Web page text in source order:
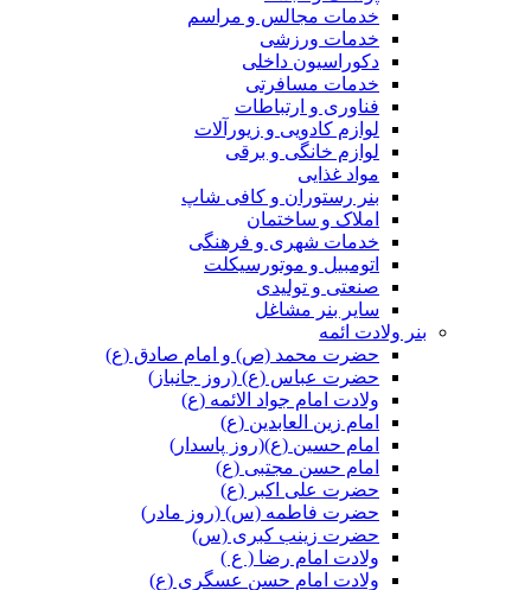
خدمات مجالس و مراسم
خدمات ورزشی
دکوراسیون داخلی
خدمات مسافرتی
فناوری و ارتباطات
لوازم کادویی و زیورآلات
لوازم خانگی و برقی
مواد غذایی
بنر رستوران و کافی شاپ
املاک و ساختمان
خدمات شهری و فرهنگی
اتومبیل و موتورسیکلت
صنعتی و تولیدی
سایر بنر مشاغل
بنر ولادت ائمه
حضرت محمد (ص) و امام صادق (ع)
حضرت عباس (ع) (روز جانباز)
ولادت امام جواد الائمه (ع)
امام زین العابدین (ع)
امام حسین (ع)(روز پاسدار)
امام حسن مجتبی (ع)
حضرت علی اکبر (ع)
حضرت فاطمه (س) (روز مادر)
حضرت زینب کبری (س)
ولادت امام رضا ( ع )
ولادت امام حسن عسگری (ع)